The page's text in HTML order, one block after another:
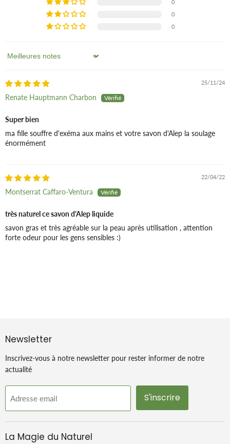
d'eczéma, de psoriasis, de mycoses, ainsi que dans le
traitement de l'acné. Il réduit les démangeaisons grâce à
régulière, il dégraisse parfaitement la peau sans l'assécher.
naturelle.
COSMOS ORGANIC certifié par Cosmécert selon le
0
0
0
Sort by
25/11/24
Renate Hauptmann Charbon
Super bien
ma fille souffre d'exéma aux mains et votre savon d'Alep la soulage
énormément
22/04/22
Montserrat Caffaro-Ventura
très naturel ce savon d'Alep liquide
savon gras et très agréable sur la peau après utilisation , attention
forte odeur pour les gens sensibles :)
Newsletter
Inscrivez-vous à notre newsletter pour rester informer de notre
actualité
Adresse email S'inscrire
La Magie du Naturel